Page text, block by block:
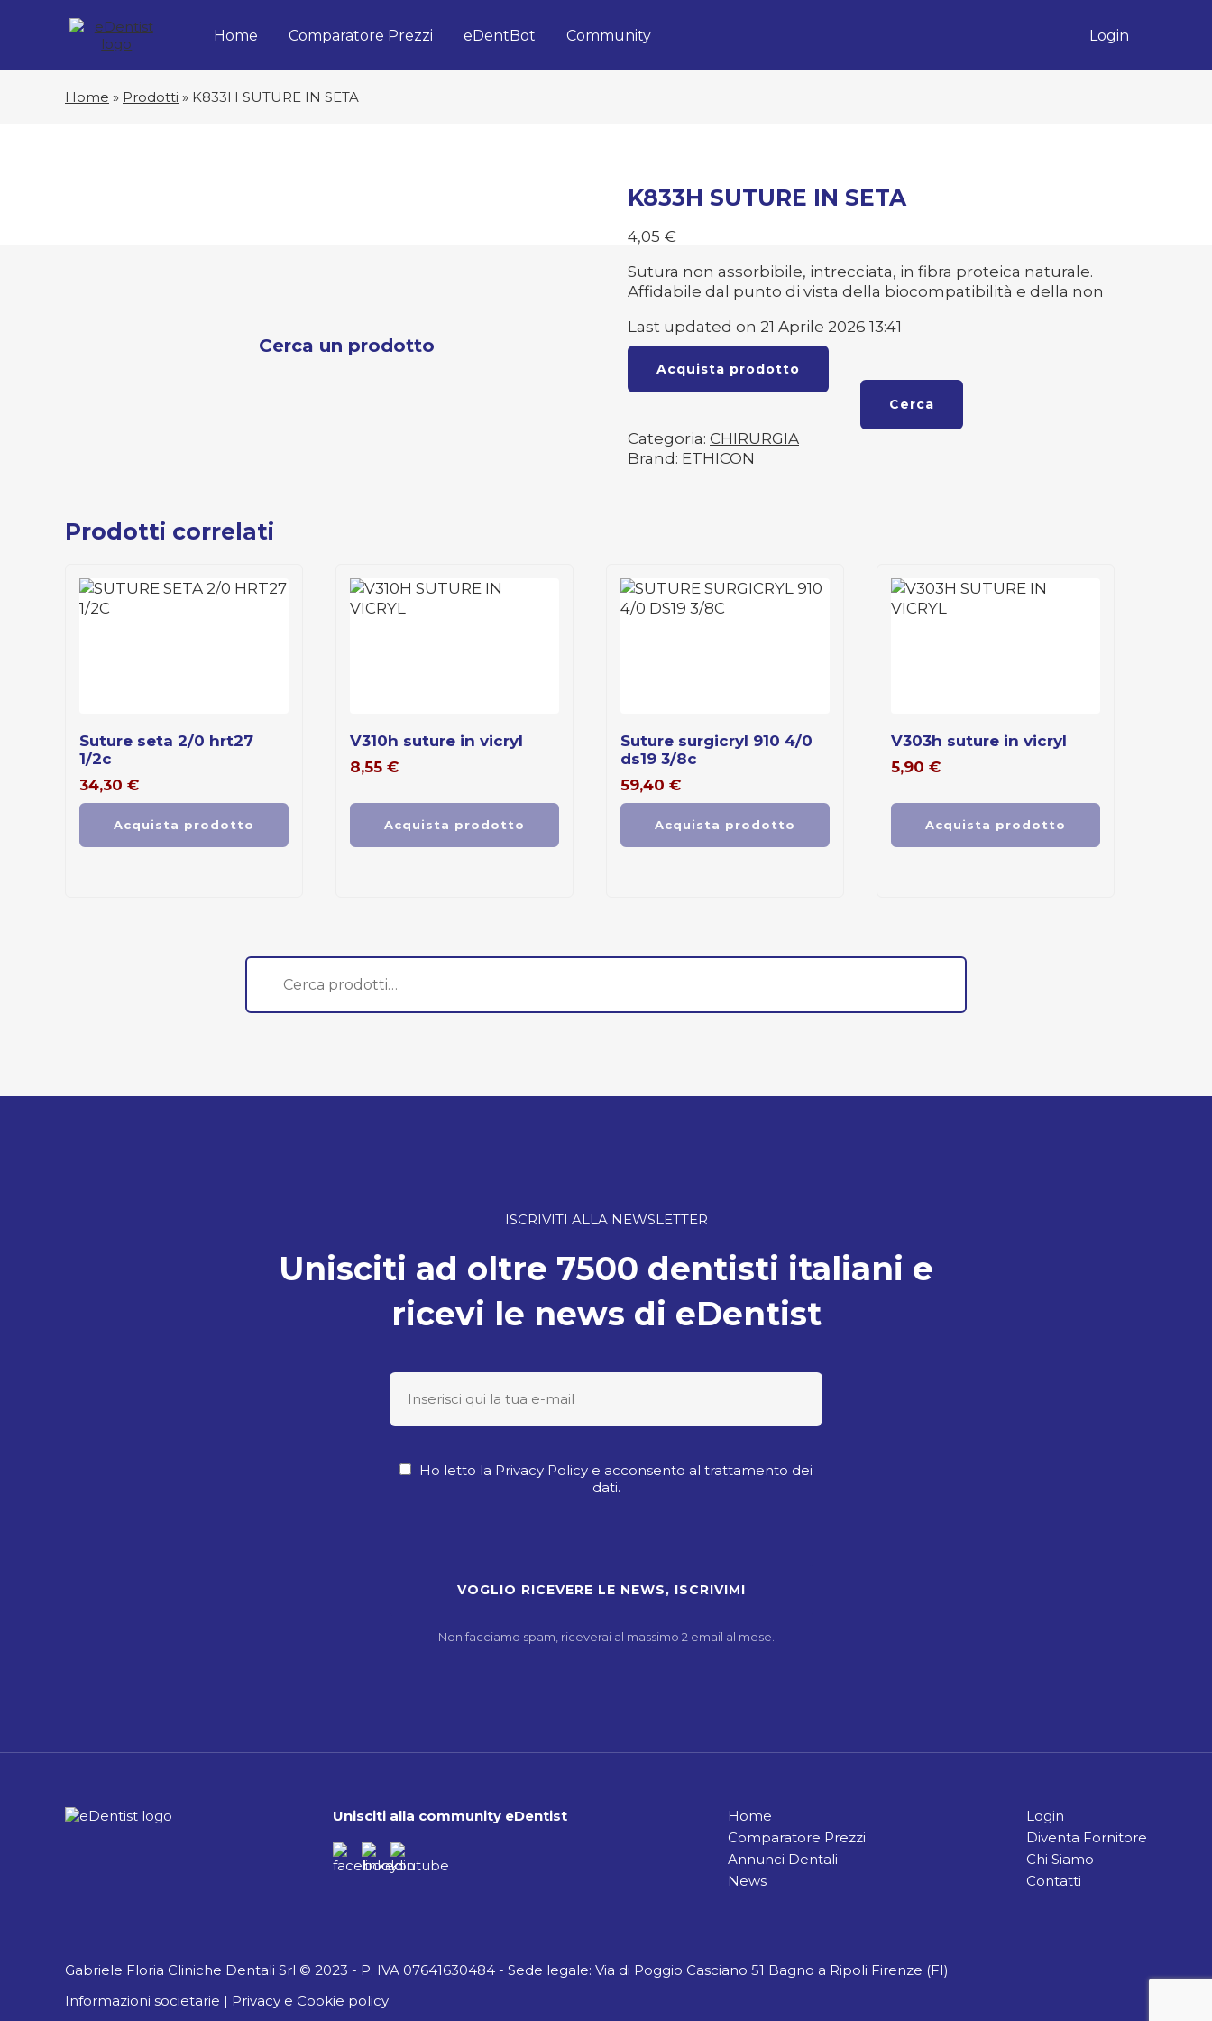
Home Comparatore Prezzi eDentBot Community Login
Home » Prodotti » K833H SUTURE IN SETA
K833H SUTURE IN SETA
4,05 €
Sutura non assorbibile, intrecciata, in fibra proteica naturale.
Affidabile dal punto di vista della biocompatibilità e della non
Last updated on 21 Aprile 2026 13:41
Acquista prodotto
Categoria: CHIRURGIA
Brand: ETHICON
Prodotti correlati
suture seta 2/0 hrt27
1/2c
34,30 €
Acquista prodotto
v310h suture in vicryl
8,55 €
Acquista prodotto
suture surgicryl 910 4/0
ds19 3/8c
59,40 €
Acquista prodotto
v303h suture in vicryl
5,90 €
Acquista prodotto
Cerca un prodotto
Cerca:
Cerca
ISCRIVITI ALLA NEWSLETTER
Unisciti ad oltre 7500 dentisti italiani e
ricevi le news di eDentist
Ho letto la Privacy Policy e acconsento al trattamento dei
dati.
Non facciamo spam, riceverai al massimo 2 email al mese.
Unisciti alla community eDentist
Home
Comparatore Prezzi
Annunci Dentali
News
Login
Diventa Fornitore
Chi Siamo
Contatti
Gabriele Floria Cliniche Dentali Srl © 2023 - P. IVA 07641630484 - Sede legale: Via di Poggio Casciano 51 Bagno a Ripoli Firenze (FI)
Informazioni societarie | Privacy e Cookie policy